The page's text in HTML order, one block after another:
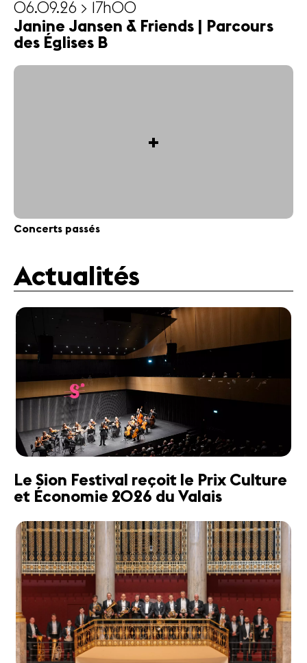
06.09.26 > 17h00
Janine Jansen & Friends | Parcours
des Églises B
+
Concerts passés
Actualités
Le Sion Festival reçoit le Prix Culture
et Économie 2026 du Valais